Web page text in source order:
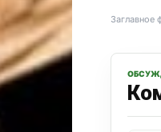
Заглавное